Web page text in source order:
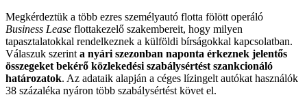
Megkérdeztük a több ezres személyautó flotta fölött operáló
Business Lease flottakezelő szakembereit, hogy milyen
tapasztalatokkal rendelkeznek a külföldi bírságokkal kapcsolatban.
Válaszuk szerint a nyári szezonban naponta érkeznek jelentős
összegeket bekérő közlekedési szabálysértést szankcionáló
határozatok. Az adataik alapján a céges lízingelt autókat használók
38 százaléka nyáron több szabálysértést követ el.